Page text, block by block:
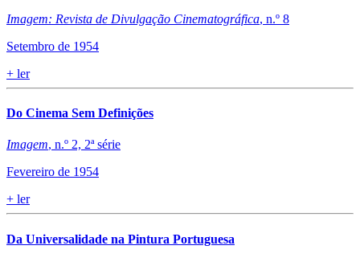
Imagem: Revista de Divulgação Cinematográfica, n.º 8
Setembro de 1954
+ ler
Do Cinema Sem Definições
Imagem, n.º 2, 2ª série
Fevereiro de 1954
+ ler
Da Universalidade na Pintura Portuguesa